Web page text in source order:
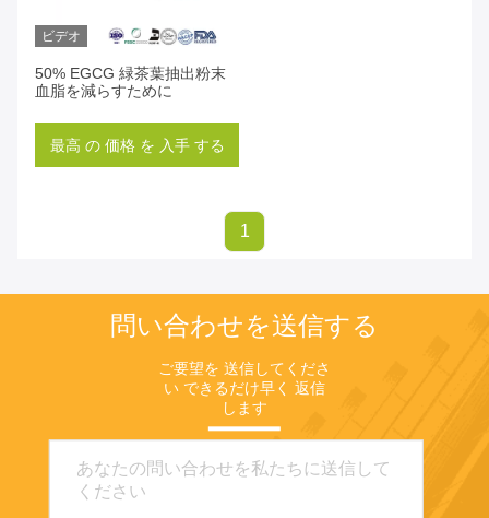
ビデオ
50% EGCG 緑茶葉抽出粉末
血脂を減らすために
最高 の 価格 を 入手 する
1
問い合わせを送信する
ご要望を 送信してくださ
い できるだけ早く 返信
します